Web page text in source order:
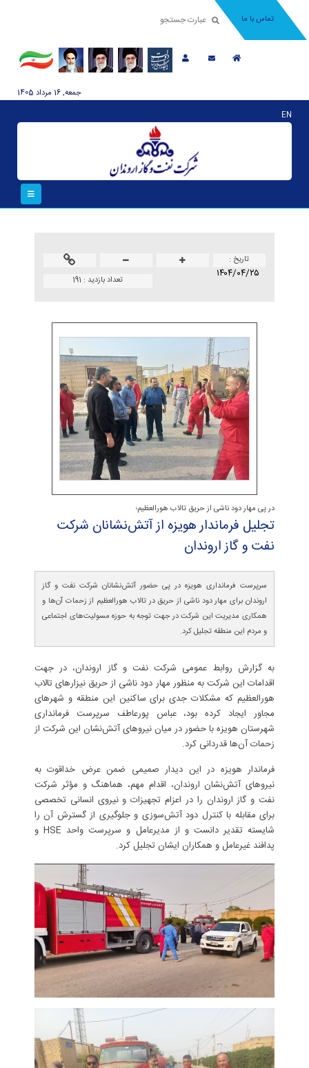
تماس با ما
جمعه, 16 مرداد 1405
EN
تاريخ :
۱۴۰۴/۰۴/۲۵ تعداد بازدید : 191
در پی مهار دود ناشی از حریق تالاب هورالعظیم؛
تجلیل فرماندار هویزه از آتش‌نشانان شركت
نفت و گاز اروندان
سرپرست فرمانداری هویزه در پی حضور آتش‌نشانان شرکت نفت و گاز
اروندان برای مهار دود ناشی از حریق در تالاب هورالعظیم از زحمات آن‌ها و
همکاری مدیریت این شرکت در جهت توجه به حوزه مسولیت‌های اجتماعی
و مردم این‌ منطقه تجلیل کرد.
به گزارش روابط عمومی شرکت نفت و گاز اروندان، در جهت
اقدامات این شرکت به منظور مهار دود ناشی از حریق نیزارهای تالاب
هورالعظیم که مشکلات جدی برای ساکنین این منطقه و شهرهای
مجاور ایجاد کرده بود، عباس پورعاطف سرپرست فرمانداری
شهرستان هویزه با حضور در میان نیروهای آتش‌نشان این شرکت از
زحمات آن‌ها قدردانی کرد.
فرماندار هویزه در این دیدار صمیمی ضمن عرض خداقوت به
نیروهای آتش‌نشان اروندان، اقدام مهم، هماهنگ و مؤثر شرکت
نفت و گاز اروندان را در اعزام تجهیزات و نیروی انسانی تخصصی
برای مقابله با کنترل دود آتش‌سوزی و جلوگیری از گسترش آن را
شایسته تقدیر دانست و از مدیرعامل و سرپرست واحد HSE و
پدافند غیرعامل و همکاران‌ ایشان تجلیل کرد.